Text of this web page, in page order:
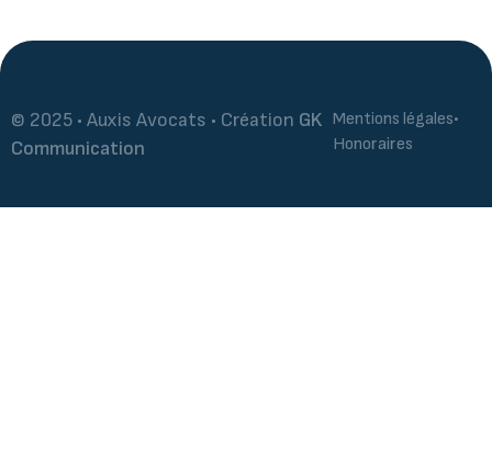
© 2025 • Auxis Avocats • Création GK
Communication
Mentions légales•
Honoraires